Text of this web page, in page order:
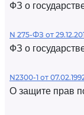
ФЗ о
N 275-ФЗ от
ФЗ о
N2300-1 от
О защите прав